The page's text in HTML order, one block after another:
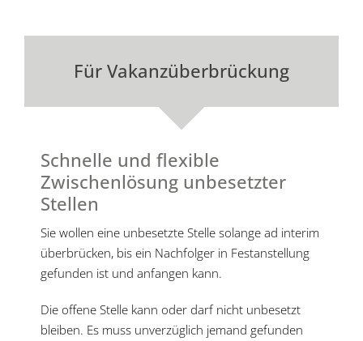
Für Vakanzüberbrückung
Schnelle und flexible
Zwischenlösung unbesetzter
Stellen
Sie wollen eine unbesetzte Stelle solange ad interim
überbrücken, bis ein Nachfolger in Festanstellung
gefunden ist und anfangen kann.
Die offene Stelle kann oder darf nicht unbesetzt
bleiben. Es muss unverzüglich jemand gefunden